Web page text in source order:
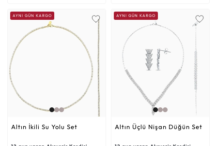
AYNI GÜN KARGO
Altın İkili Su Yolu Set
AYNI GÜN KARGO
Altın Üçlü Nişan Düğün Set